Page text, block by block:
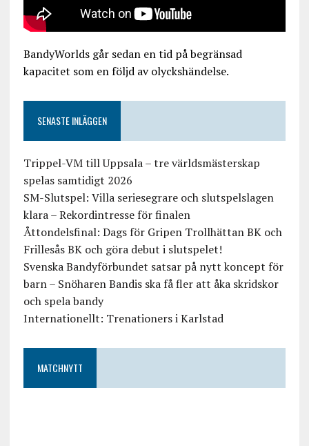
BandyWorlds går sedan en tid på begränsad
kapacitet som en följd av olyckshändelse.
SENASTE INLÄGGEN
Trippel-VM till Uppsala – tre världsmästerskap
spelas samtidigt 2026
SM-Slutspel: Villa seriesegrare och slutspelslagen
klara – Rekordintresse för finalen
Åttondelsfinal: Dags för Gripen Trollhättan BK och
Frillesås BK och göra debut i slutspelet!
Svenska Bandyförbundet satsar på nytt koncept för
barn – Snöharen Bandis ska få fler att åka skridskor
och spela bandy
Internationellt: Trenationers i Karlstad
MATCHNYTT